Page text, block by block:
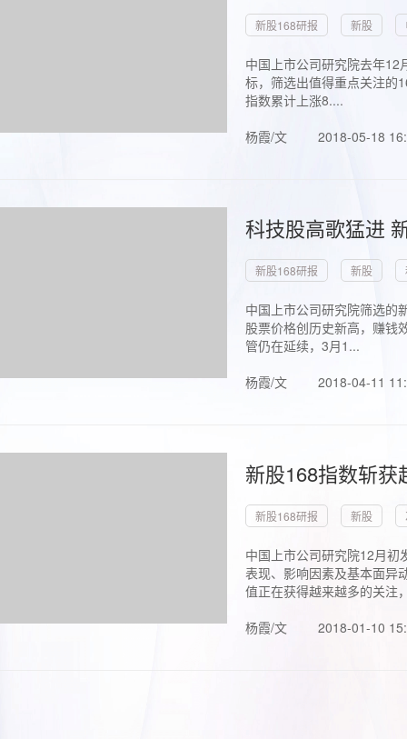
新股168研报 新股
中国上市公司研究院去年
标，筛选出值得重点关注的
指数累计上涨8....
杨霞/文
2018-05-18
科技股高歌猛进
新股168研报 新股
中国上市公司研究院筛选的
股票价格创历史新高，赚钱
管仍在延续，3月1...
杨霞/文
2018-04-11
新股168指数斩
新股168研报 新股
中国上市公司研究院12月初
表现、影响因素及基本面异
值正在获得越来越多的关注
杨霞/文
2018-01-10